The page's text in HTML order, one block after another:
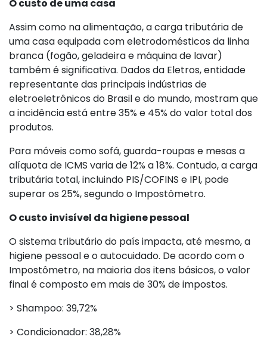
O custo de uma casa
Assim como na alimentação, a carga tributária de
uma casa equipada com eletrodomésticos da linha
branca (fogão, geladeira e máquina de lavar)
também é significativa. Dados da Eletros, entidade
representante das principais indústrias de
eletroeletrônicos do Brasil e do mundo, mostram que
a incidência está entre 35% e 45% do valor total dos
produtos.
Para móveis como sofá, guarda-roupas e mesas a
alíquota de ICMS varia de 12% a 18%. Contudo, a carga
tributária total, incluindo PIS/COFINS e IPI, pode
superar os 25%, segundo o Impostômetro.
O custo invisível da higiene pessoal
O sistema tributário do país impacta, até mesmo, a
higiene pessoal e o autocuidado. De acordo com o
Impostômetro, na maioria dos itens básicos, o valor
final é composto em mais de 30% de impostos.
> Shampoo: 39,72%
> Condicionador: 38,28%